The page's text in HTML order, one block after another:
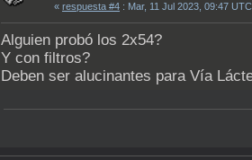
« respuesta #4 : Mar, 11 Jul 2023, 09:47
Alguien probó los 2x54?
Y con filtros?
Deben ser alucinantes para Vía